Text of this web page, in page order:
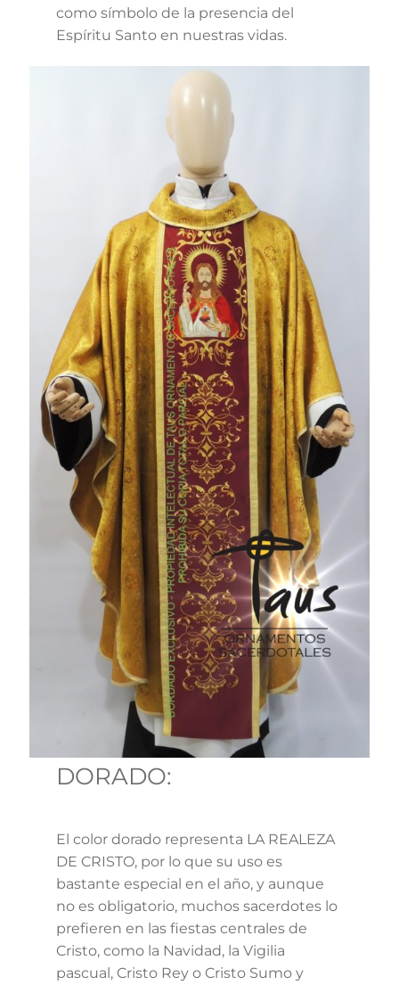
como símbolo de la presencia del
Espíritu Santo en nuestras vidas.
DORADO:
El color dorado representa LA REALEZA
DE CRISTO, por lo que su uso es
bastante especial en el año, y aunque
no es obligatorio, muchos sacerdotes lo
prefieren en las fiestas centrales de
Cristo, como la Navidad, la Vigilia
pascual, Cristo Rey o Cristo Sumo y